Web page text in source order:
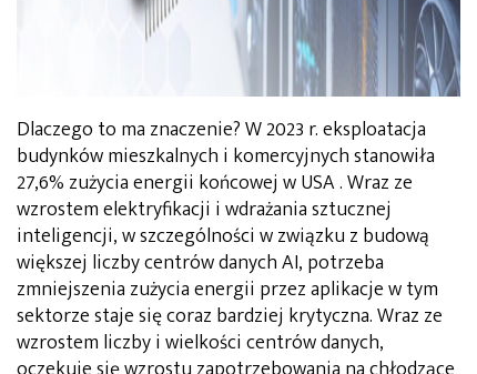
Dlaczego to ma znaczenie? W 2023 r. eksploatacja
budynków mieszkalnych i komercyjnych stanowiła
27,6% zużycia energii końcowej w USA . Wraz ze
wzrostem elektryfikacji i wdrażania sztucznej
inteligencji, w szczególności w związku z budową
większej liczby centrów danych AI, potrzeba
zmniejszenia zużycia energii przez aplikacje w tym
sektorze staje się coraz bardziej krytyczna. Wraz ze
wzrostem liczby i wielkości centrów danych,